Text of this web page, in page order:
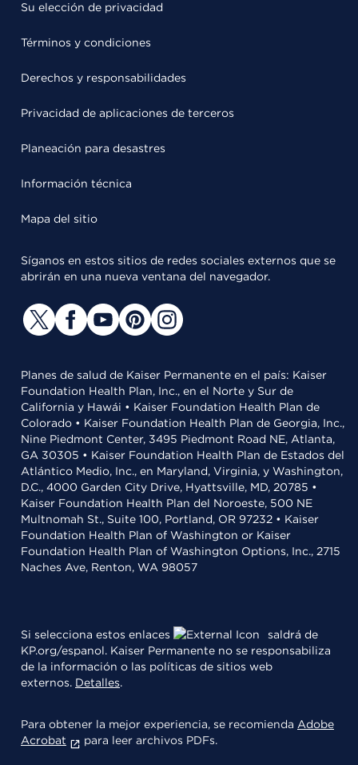
Su elección de privacidad
Términos y condiciones
Derechos y responsabilidades
Privacidad de aplicaciones de terceros
Planeación para desastres
Información técnica
Mapa del sitio
Síganos en estos sitios de redes sociales externos que se
abrirán en una nueva ventana del navegador.
Planes de salud de Kaiser Permanente en el país: Kaiser
Foundation Health Plan, Inc., en el Norte y Sur de
California y Hawái • Kaiser Foundation Health Plan de
Colorado • Kaiser Foundation Health Plan de Georgia, Inc.,
Nine Piedmont Center, 3495 Piedmont Road NE, Atlanta,
GA 30305 • Kaiser Foundation Health Plan de Estados del
Atlántico Medio, Inc., en Maryland, Virginia, y Washington,
D.C., 4000 Garden City Drive, Hyattsville, MD, 20785 •
Kaiser Foundation Health Plan del Noroeste, 500 NE
Multnomah St., Suite 100, Portland, OR 97232 • Kaiser
Foundation Health Plan of Washington or Kaiser
Foundation Health Plan of Washington Options, Inc., 2715
Naches Ave, Renton, WA 98057
Si selecciona estos enlaces
saldrá de
KP.org/espanol. Kaiser Permanente no se responsabiliza
de la información o las políticas de sitios web
externos. Detalles.
Para obtener la mejor experiencia, se recomienda Adobe
Acrobat
para leer archivos PDFs.